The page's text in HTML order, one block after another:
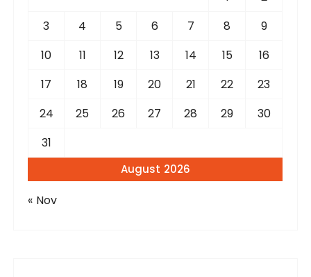
August 2026
3
4 5 6 7 8
9
10
11 12 13 14 15
16
17
18 19 20 21 22
23
24
25 26 27 28 29
30
31
« Nov